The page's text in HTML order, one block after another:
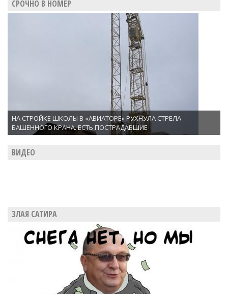
СРОЧНО В НОМЕР
НА СТРОЙКЕ ШКОЛЫ В «АВИАТОРЕ» РУХНУЛА СТРЕЛА
БАШЕННОГО КРАНА. ЕСТЬ ПОСТРАДАВШИЕ
ВИДЕО
ЗЛАЯ САТИРА